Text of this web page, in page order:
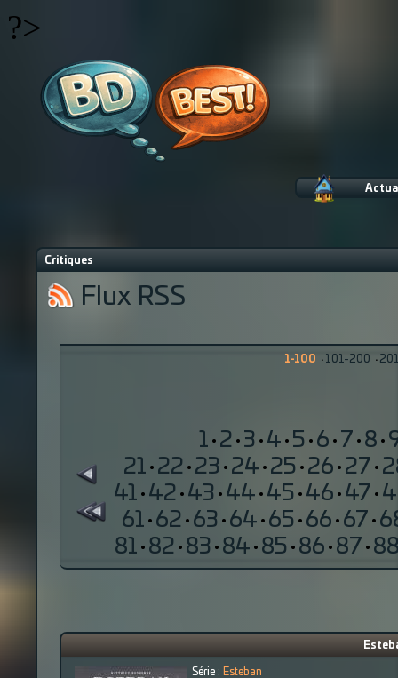
?>
Critiques
Flux RSS
1-100 · 101-200 ·
1 · 2 · 3 · 4 · 5 · 6 · 7 · 8 ·
21 · 22 · 23 · 24 · 25 · 26 · 27 ·
41 · 42 · 43 · 44 · 45 · 46 · 47 ·
61 · 62 · 63 · 64 · 65 · 66 · 67 ·
81 · 82 · 83 · 84 · 85 · 86 · 87 ·
Série : Esteban